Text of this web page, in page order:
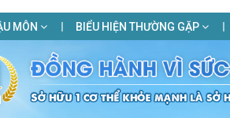
MÔN BIỂU HIỆN THƯỜNG GẶP